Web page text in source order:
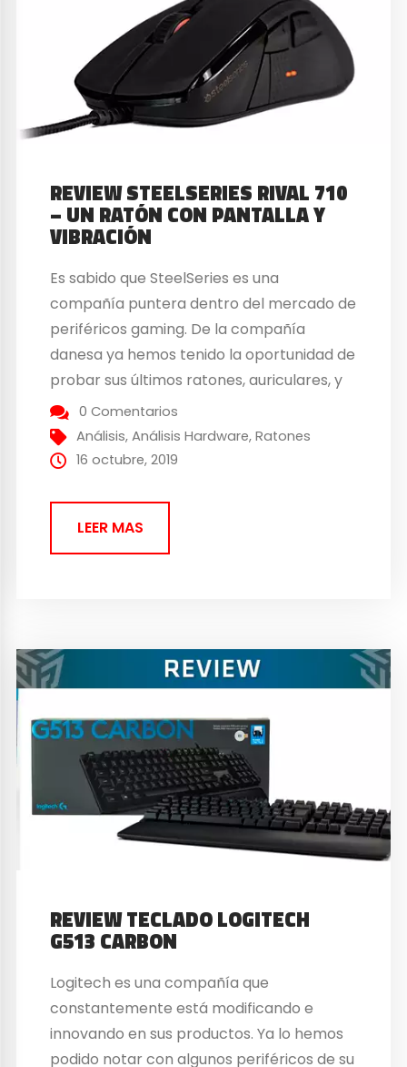
REVIEW STEELSERIES RIVAL 710
– UN RATÓN CON PANTALLA Y
VIBRACIÓN
Es sabido que SteelSeries es una
compañía puntera dentro del mercado de
periféricos gaming. De la compañía
danesa ya hemos tenido la oportunidad de
probar sus últimos ratones, auriculares, y
ahora ha llegado a nuestras manos el
SteelSeries Rival 710, uno de los modelos
más destacados dentro la gama de
0 Comentarios
Análisis,Análisis Hardware,Ratones
16 octubre, 2019
LEER MAS
REVIEW TECLADO LOGITECH
G513 CARBON
Logitech es una compañía que
constantemente está modificando e
innovando en sus productos. Ya lo hemos
podido notar con algunos periféricos de su